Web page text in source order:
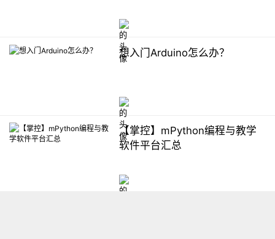
想入门Arduino怎么办？
【掌控】mPython编程与教学
软件平台汇总